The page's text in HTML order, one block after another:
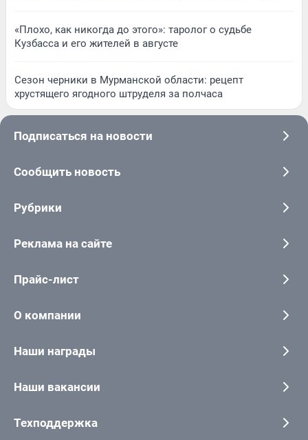
«Плохо, как никогда до этого»: таролог о судьбе
Кузбасса и его жителей в августе
Сезон черники в Мурманской области: рецепт
хрустящего ягодного штруделя за полчаса
Подписаться на новости
Сообщить новость
Рубрики
Реклама на сайте
Прайс-лист
О компании
Наши награды
Наши вакансии
Техподдержка